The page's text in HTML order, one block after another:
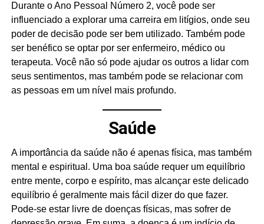
Durante o Ano Pessoal Número 2, você pode ser
influenciado a explorar uma carreira em litígios, onde seu
poder de decisão pode ser bem utilizado. Também pode
ser benéfico se optar por ser enfermeiro, médico ou
terapeuta. Você não só pode ajudar os outros a lidar com
seus sentimentos, mas também pode se relacionar com
as pessoas em um nível mais profundo.
Saúde
A importância da saúde não é apenas física, mas também
mental e espiritual. Uma boa saúde requer um equilíbrio
entre mente, corpo e espírito, mas alcançar este delicado
equilíbrio é geralmente mais fácil dizer do que fazer.
Pode-se estar livre de doenças físicas, mas sofrer de